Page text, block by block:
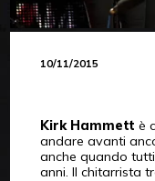
10/11/2015
Kirk Hammett è
andare avanti
anche quando
anni. Il chitarrista